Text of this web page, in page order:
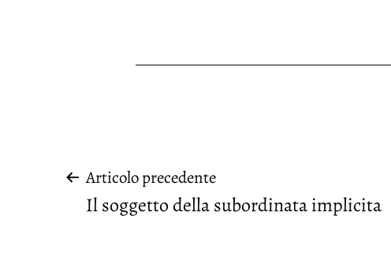
Navigazione
articoli
Articolo precedente
Il soggetto della subordinata implicita